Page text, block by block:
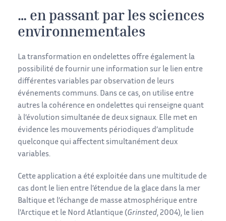
… en passant par les sciences
environnementales
La transformation en ondelettes offre également la
possibilité de fournir une information sur le lien entre
différentes variables par observation de leurs
événements communs. Dans ce cas, on utilise entre
autres la cohérence en ondelettes qui renseigne quant
à l’évolution simultanée de deux signaux. Elle met en
évidence les mouvements périodiques d’amplitude
quelconque qui affectent simultanément deux
variables.
Cette application a été exploitée dans une multitude de
cas dont le lien entre l’étendue de la glace dans la mer
Baltique et l’échange de masse atmosphérique entre
l’Arctique et le Nord Atlantique ( Grinsted , 2004), le lien